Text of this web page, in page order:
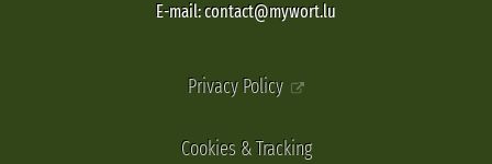
E-mail: contact@mywort.lu
Privacy Policy
Cookies & Tracking